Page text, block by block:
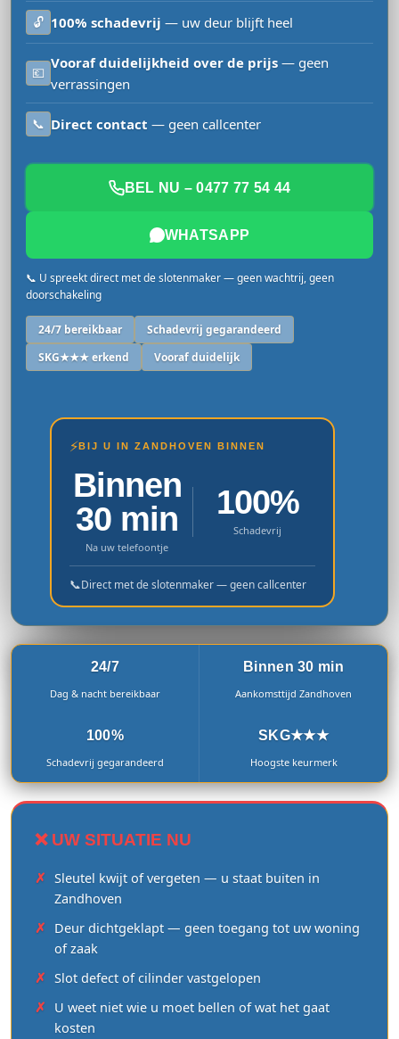
🔓 100% schadevrij — uw deur blijft heel
💶
Vooraf duidelijkheid over de prijs — geen
verrassingen
📞 Direct contact — geen callcenter
BEL NU – 0477 77 54 44
WHATSAPP
📞 U spreekt direct met de slotenmaker — geen wachtrij, geen
doorschakeling
24/7 bereikbaar
Schadevrij gegarandeerd
SKG★★★ erkend
Vooraf duidelijk
⚡BIJ U IN ZANDHOVEN BINNEN
Binnen
30 min
Na uw telefoontje
100%
Schadevrij
📞Direct met de slotenmaker — geen callcenter
24/7
Dag & nacht bereikbaar
Binnen 30 min
Aankomsttijd Zandhoven
100%
Schadevrij gegarandeerd
SKG★★★
Hoogste keurmerk
❌ UW SITUATIE NU
Sleutel kwijt of vergeten — u staat buiten in
Zandhoven
Deur dichtgeklapt — geen toegang tot uw woning
of zaak
Slot defect of cilinder vastgelopen
U weet niet wie u moet bellen of wat het gaat
kosten